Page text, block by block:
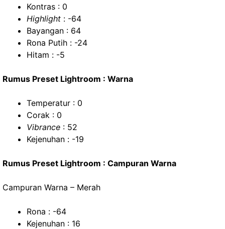
Kontras : 0
Highlight : -64
Bayangan : 64
Rona Putih : -24
Hitam : -5
Rumus Preset Lightroom : Warna
Temperatur : 0
Corak : 0
Vibrance : 52
Kejenuhan : -19
Rumus Preset Lightroom : Campuran Warna
Campuran Warna – Merah
Rona : -64
Kejenuhan : 16